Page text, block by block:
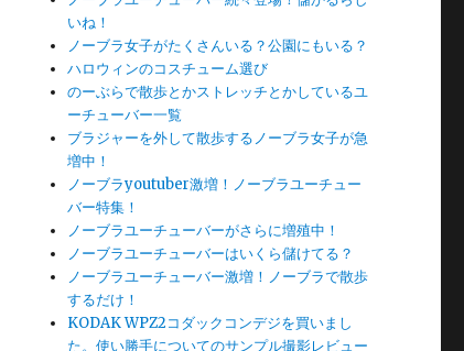
いね！
ノーブラ女子がたくさんいる？公園にもいる？
ハロウィンのコスチューム選び
のーぶらで散歩とかストレッチとかしているユ
ーチューバー一覧
ブラジャーを外して散歩するノーブラ女子が急
増中！
ノーブラyoutuber激増！ノーブラユーチュー
バー特集！
ノーブラユーチューバーがさらに増殖中！
ノーブラユーチューバーはいくら儲けてる？
ノーブラユーチューバー激増！ノーブラで散歩
するだけ！
KODAK WPZ2コダックコンデジを買いまし
た。使い勝手についてのサンプル撮影レビュー